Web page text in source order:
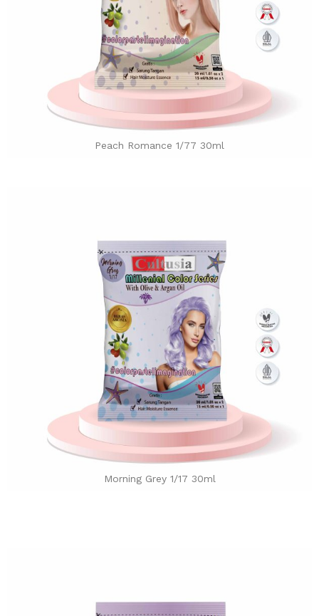
Peach Romance 1/77 30ml
Morning Grey 1/17 30ml